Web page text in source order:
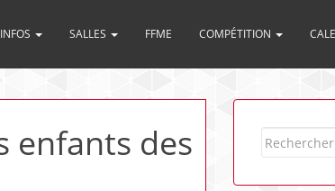
INFOS SALLES FFME COMPÉTITION
enfants des